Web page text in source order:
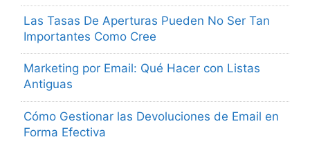
Las Tasas De Aperturas Pueden No Ser Tan
Importantes Como Cree
Marketing por Email: Qué Hacer con Listas
Antiguas
Cómo Gestionar las Devoluciones de Email en
Forma Efectiva